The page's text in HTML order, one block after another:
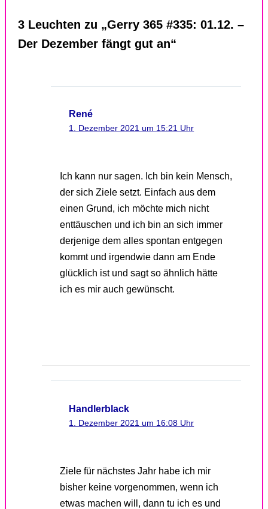
3 Leuchten zu „Gerry 365 #335: 01.12. –
Der Dezember fängt gut an“
René
1. Dezember 2021 um 15:21 Uhr
Ich kann nur sagen. Ich bin kein Mensch,
der sich Ziele setzt. Einfach aus dem
einen Grund, ich möchte mich nicht
enttäuschen und ich bin an sich immer
derjenige dem alles spontan entgegen
kommt und irgendwie dann am Ende
glücklich ist und sagt so ähnlich hätte
ich es mir auch gewünscht.
Handlerblack
1. Dezember 2021 um 16:08 Uhr
Ziele für nächstes Jahr habe ich mir
bisher keine vorgenommen, wenn ich
etwas machen will, dann tu ich es und